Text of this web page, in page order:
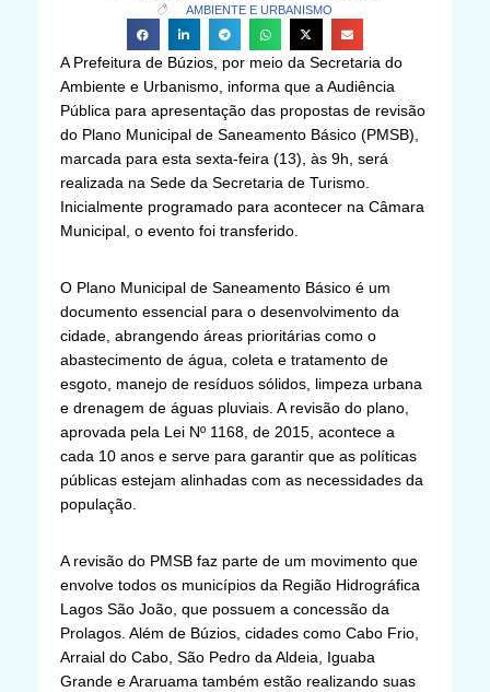
AMBIENTE E URBANISMO
A Prefeitura de Búzios, por meio da Secretaria do
Ambiente e Urbanismo, informa que a Audiência
Pública para apresentação das propostas de revisão
do Plano Municipal de Saneamento Básico (PMSB),
marcada para esta sexta-feira (13), às 9h, será
realizada na Sede da Secretaria de Turismo.
Inicialmente programado para acontecer na Câmara
Municipal, o evento foi transferido.
O Plano Municipal de Saneamento Básico é um
documento essencial para o desenvolvimento da
cidade, abrangendo áreas prioritárias como o
abastecimento de água, coleta e tratamento de
esgoto, manejo de resíduos sólidos, limpeza urbana
e drenagem de águas pluviais. A revisão do plano,
aprovada pela Lei Nº 1168, de 2015, acontece a
cada 10 anos e serve para garantir que as políticas
públicas estejam alinhadas com as necessidades da
população.
A revisão do PMSB faz parte de um movimento que
envolve todos os municípios da Região Hidrográfica
Lagos São João, que possuem a concessão da
Prolagos. Além de Búzios, cidades como Cabo Frio,
Arraial do Cabo, São Pedro da Aldeia, Iguaba
Grande e Araruama também estão realizando suas